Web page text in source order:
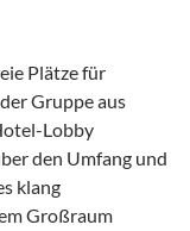
Plätze für
Gruppe aus
Lobby
den Umfang und
klang
Großraum